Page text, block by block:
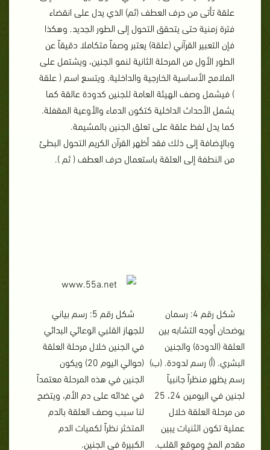
علقة تأتى من حرف العطف (ثم) الذي يدل على انقضاء
فترة زمنية حتى يتحقق التحول إلى الطور الجديد. وهكذا
فإن التعبير القرآني (علقة) يعتبر وصفاً متكاملا دقيقاً عن
الطور الأول من المرحلة الثانية لنمو الجنين، ويشتمل على
الملامح الأساسية الخارجية والداخلية. ويتسع اسم ( علقة
) فيشمل وصف الهيئة العامة للجنين كدودة عالقة كما
يشمل الأحداث الداخلية كتكون الدماء والأوعية المقفلة.
كما يدل لفظ علقة على تعلق الجنين بالمشيمة.
وبالإضافة إلى ذلك فقد أظهر القرآن الكريم التحول البطئ
من النطفة إلى العلقة باستعمال حرف العطف ( ثم ).
شكل رقم 4: رسمان
يوضحان أوجه التشابه بين
العلقة (الدودة) والجنين
البشري. (أ) رسم لدودة. (ب)
رسم يظهر منظراً جانبياً
لجنين في اليومين 24، 25
من مرحلة العلقة خلال
عملية تكون الثنيات يبين
مقدم المخ وموقع القلب.
شكل رقم 5: رسم بياني
للجهاز القلبي الوعائي البدائي
في الجنين خلال مرحلة العلقة
(حوالي اليوم 20) ويكون
الجنين في هذه المرحلة معتمداً
في غذائه على دم الأم، ويتضح
لنا سبب وصف العلقة بالدم
المتخثر نظراً لكميات الدم
الكبيرة في الجنين.